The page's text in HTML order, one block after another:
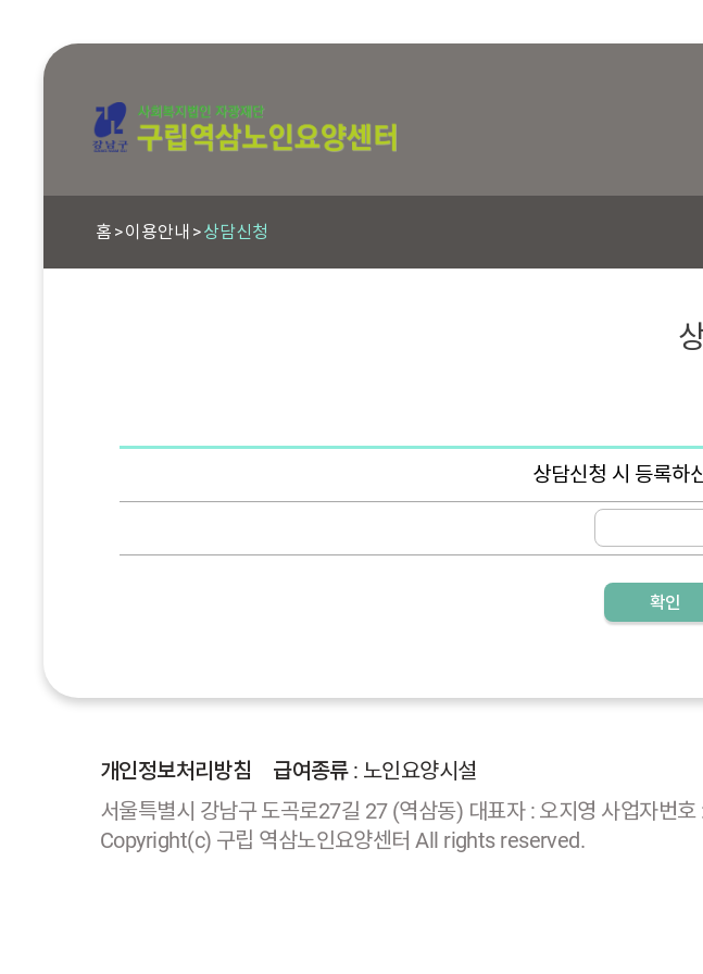
홈 이용안내 상담신청
상담신청 시 등록하
확인
개인정보처리방침 급여종류 : 노인요양시설
서울특별시 강남구 도곡로27길 27 (역삼동) 대표자 : 오지영 사업자번
Copyright(c) 구립 역삼노인요양센터 All rights reserved.